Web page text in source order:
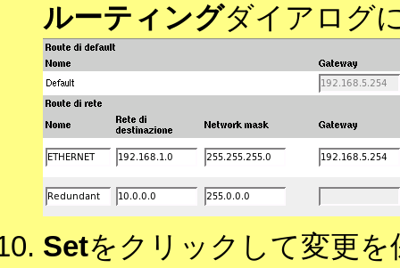
ルーティングダイアログ
Setをクリックして変更